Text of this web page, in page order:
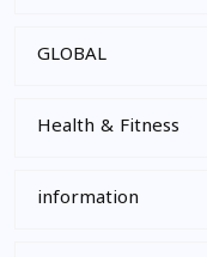
GLOBAL
Health & Fitness
information